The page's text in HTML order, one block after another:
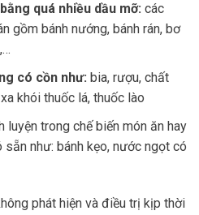
quá nhiều dầu mỡ: các
gồm bánh nướng, bánh rán, bơ
có cồn như: bia, rượu, chất
khói thuốc lá, thuốc lào
luyện trong chế biến món ăn hay
như: bánh kẹo, nước ngọt có
phát hiện và điều trị kịp thời